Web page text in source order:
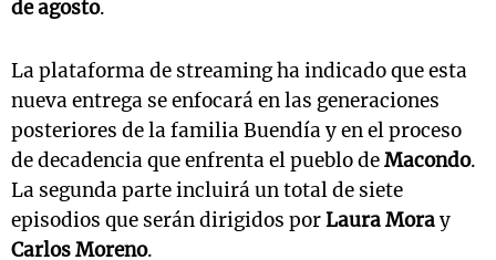
de agosto.
La plataforma de streaming ha indicado que esta
nueva entrega se enfocará en las generaciones
posteriores de la familia Buendía y en el proceso
de decadencia que enfrenta el pueblo deMacondo.
La segunda parte incluirá un total de siete
episodios que serán dirigidos porLaura Moray
Carlos Moreno.